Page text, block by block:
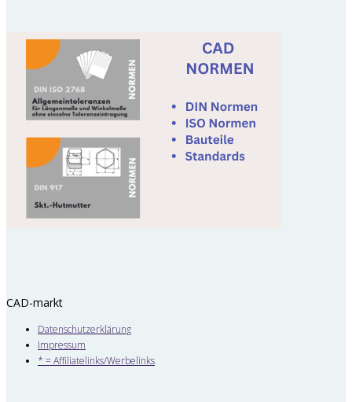
CAD-markt
Datenschutzerklärung
Impressum
* = Affiliatelinks/Werbelinks